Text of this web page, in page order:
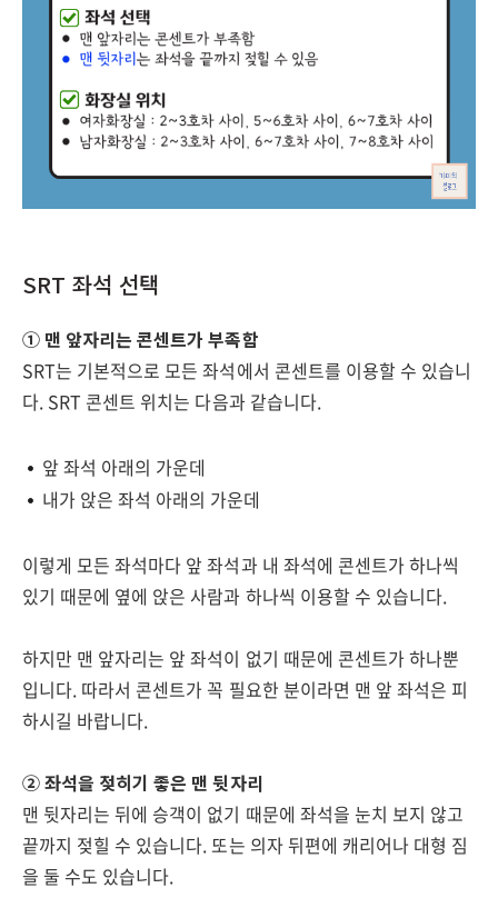
SRT 좌석 선택
① 맨 앞자리는 콘센트가 부족함
SRT는 기본적으로 모든 좌석에서 콘센트를 이용할 수 있습니
다. SRT 콘센트 위치는 다음과 같습니다.
앞 좌석 아래의 가운데
내가 앉은 좌석 아래의 가운데
이렇게 모든 좌석마다 앞 좌석과 내 좌석에 콘센트가 하나씩
있기 때문에 옆에 앉은 사람과 하나씩 이용할 수 있습니다.
하지만 맨 앞자리는 앞 좌석이 없기 때문에 콘센트가 하나뿐
입니다. 따라서 콘센트가 꼭 필요한 분이라면 맨 앞 좌석은 피
하시길 바랍니다.
② 좌석을 젖히기 좋은 맨 뒷자리
맨 뒷자리는 뒤에 승객이 없기 때문에 좌석을 눈치 보지 않고
끝까지 젖힐 수 있습니다. 또는 의자 뒤편에 캐리어나 대형 짐
을 둘 수도 있습니다.